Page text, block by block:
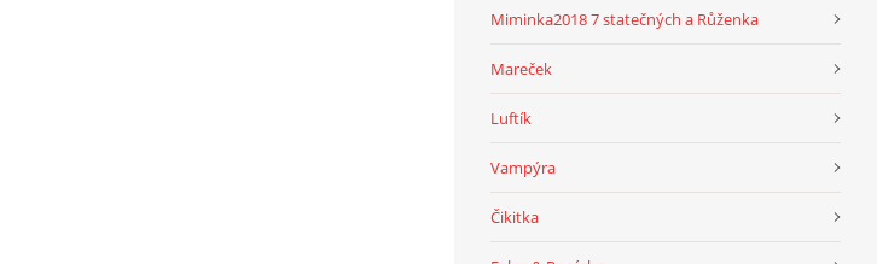
Miminka2018 7 statečných a Růženka
Mareček
Luftík
Vampýra
Čikitka